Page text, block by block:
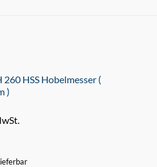
HSS Hobelmesser (
)